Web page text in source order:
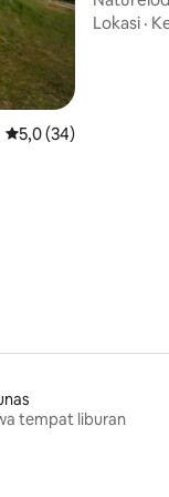
Nilai rata-rata 5,0 dari
5,0 (34)
dekat
Lokasi ·
tempat liburan